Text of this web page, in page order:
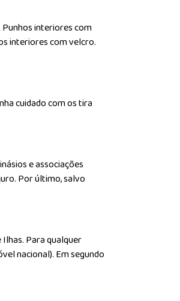
interiores com
interiores com velcro.
cuidado com os tira
e associações
Por último, salvo
Para qualquer
nacional). Em segundo